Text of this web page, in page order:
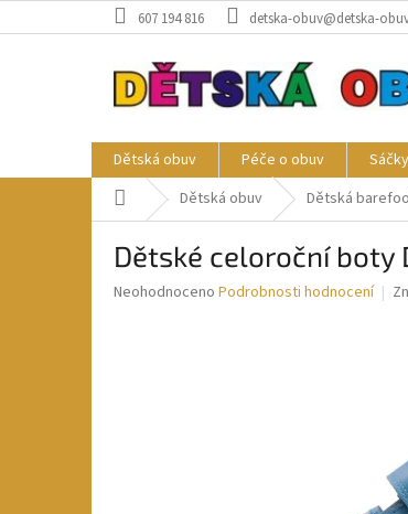
na
607 194 816 detska-obuv@detska-
Dětská obuv Péče o obuv
Domů Dětská obuv Dětská
Dětské celoroční boty
Průměrné
Neohodnoceno Podrobnosti hodnocení